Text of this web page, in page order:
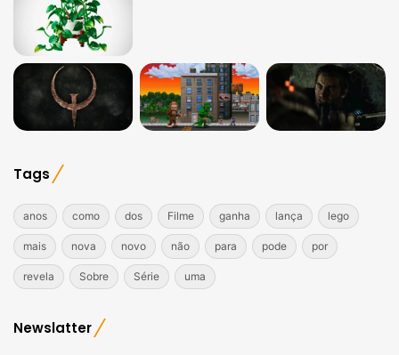
Tags
anos como dos Filme ganha lança lego
mais nova novo não para pode por
revela Sobre Série uma
Newslatter